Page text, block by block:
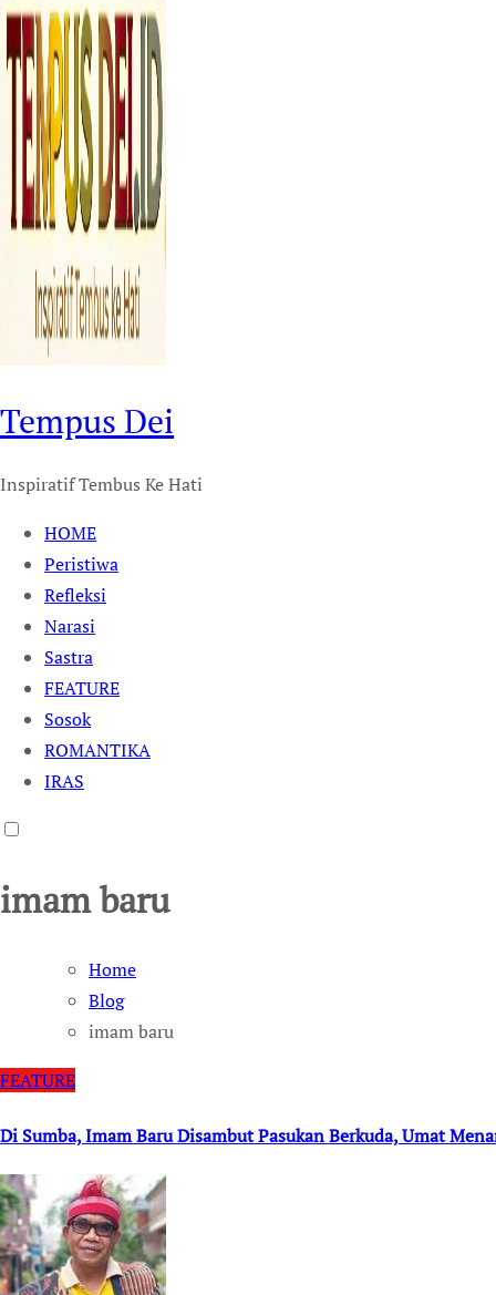
Tempus Dei
Inspiratif Tembus Ke Hati
HOME
Peristiwa
Refleksi
Narasi
Sastra
FEATURE
Sosok
ROMANTIKA
IRAS
imam baru
Home
Blog
imam baru
FEATURE
Di Sumba, Imam Baru Disambut Pasukan Berkuda, Umat